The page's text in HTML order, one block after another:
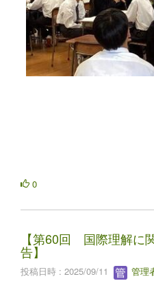
0
【第60回 国際理解に
告】
投稿日時 : 2025/09/11 管理